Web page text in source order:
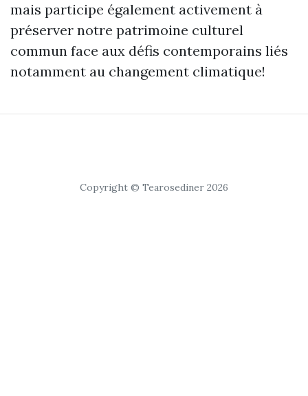
mais participe également activement à
préserver notre patrimoine culturel
commun face aux défis contemporains liés
notamment au changement climatique!
Copyright © Tearosediner 2026